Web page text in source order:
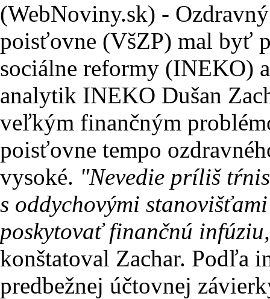
(WebNoviny.sk) -
poisťovne (VšZP) mal byť
sociálne reformy (INEKO)
analytik INEKO Dušan
veľkým finančným
poisťovne tempo
vysoké. "Nevedie príliš
s oddychovými
poskytovať finančnú
konštatoval Zachar. Podľa
predbežnej účtovnej